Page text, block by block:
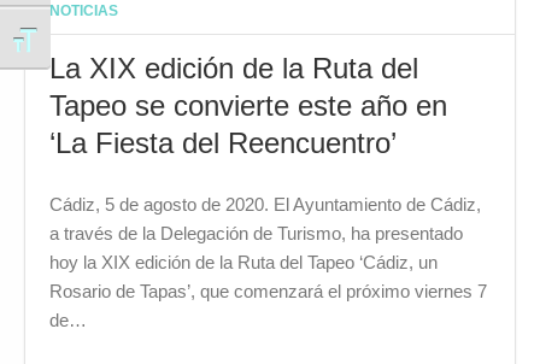
Alternar tamaño de letra
NOTICIAS
La XIX edición de la Ruta del
Tapeo se convierte este año en
‘La Fiesta del Reencuentro’
Cádiz, 5 de agosto de 2020. El Ayuntamiento de Cádiz,
a través de la Delegación de Turismo, ha presentado
hoy la XIX edición de la Ruta del Tapeo ‘Cádiz, un
Rosario de Tapas’, que comenzará el próximo viernes 7
de…